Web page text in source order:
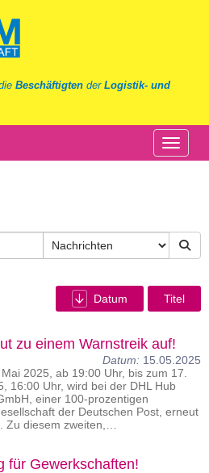
Beschäftigten der Logistik- und
Datum Titel
zu einem Warnstreik auf!
Datum: 15.05.2025
2025, ab 19:00 Uhr, bis zum 17.
16:00 Uhr, wird bei der DHL Hub
einer 100-prozentigen
der Deutschen Post, erneut
Zu diesem zweiten,…
für Gewerkschaften!